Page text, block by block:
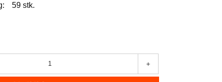
59 stk.
+